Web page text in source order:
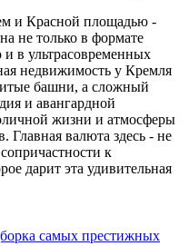
и Красной площадью -
не только в формате
и в ультрасовременных
недвижимость у Кремля
башни, а сложный
и авангардной
жизни и атмосферы
Главная валюта здесь - не
к
дарит эта удивительная
самых престижных